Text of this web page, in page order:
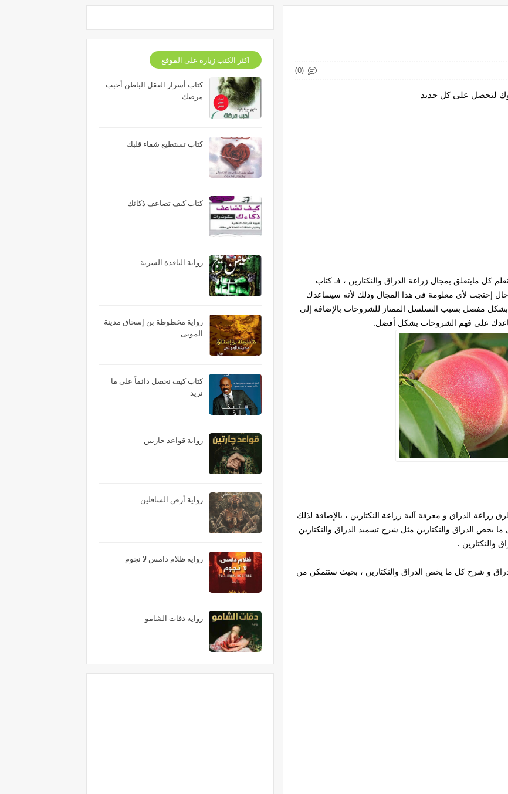
(0)
لتحصل على كل جديد
مايتعلق بمجال زراعة الدراق والنكتارين ، فـ كتاب
حال إحتجت لأي معلومة في هذا المجال وذلك لأنه سيساعدك
مفصل بسبب التسلسل الممتاز للشروحات بالإضافة إلى
على فهم الشروحات بشكل أفضل.
الدراق و معرفة آلية زراعة النكتارين ، بالإضافة لذلك
الدراق والنكتارين مثل شرح تسميد الدراق والنكتارين
والنكتارين .
و شرح كل ما يخص الدراق والنكتارين ، بحيث ستتمكن من
اكثر الكتب زيارة على الموقع
كتاب أسرار العقل الباطن أحبب
مرضك
كتاب تستطيع شفاء قلبك
كتاب كيف تضاعف ذكائك
رواية النافذة السرية
رواية مخطوطة بن إسحاق مدينة
الموتى
كتاب كيف نحصل دائماً على ما
نريد
رواية قواعد جارتين
رواية أرض السافلين
رواية ظلام دامس لا نجوم
رواية دقات الشامو